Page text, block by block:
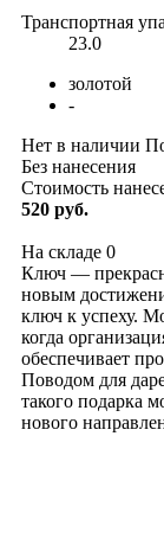
Транспортная
23.0
золотой
-
Нет в наличии
Без нанесения
Стоимость
520 руб.
На складе 0
Ключ —
новым
ключ к успеху.
когда
обеспечивает
Поводом для
такого подарка
нового